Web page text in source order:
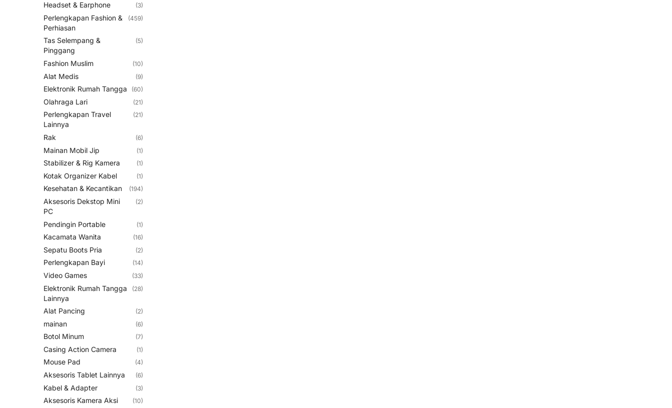
Headset & Earphone (3)
Perlengkapan Fashion &
Perhiasan
(459)
Tas Selempang &
Pinggang
(5)
Fashion Muslim (10)
Alat Medis (9)
Elektronik Rumah Tangga (60)
Olahraga Lari (21)
Perlengkapan Travel
Lainnya
(21)
Rak (6)
Mainan Mobil Jip (1)
Stabilizer & Rig Kamera (1)
Kotak Organizer Kabel (1)
Kesehatan & Kecantikan (194)
Aksesoris Dekstop Mini
PC
(2)
Pendingin Portable (1)
Kacamata Wanita (16)
Sepatu Boots Pria (2)
Perlengkapan Bayi (14)
Video Games (33)
Elektronik Rumah Tangga
Lainnya
(28)
Alat Pancing (2)
mainan (6)
Botol Minum (7)
Casing Action Camera (1)
Mouse Pad (4)
Aksesoris Tablet Lainnya (6)
Kabel & Adapter (3)
Aksesoris Kamera Aksi (10)